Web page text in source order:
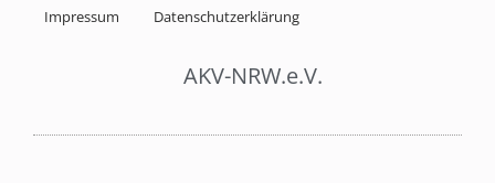
Impressum Datenschutzerklärung
AKV-NRW.e.V.